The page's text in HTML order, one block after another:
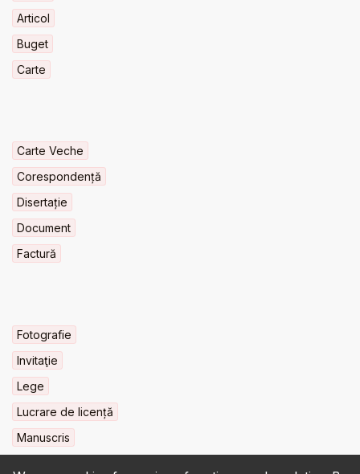
Articol
Buget
Carte
Carte Veche
Corespondență
Disertație
Document
Factură
Fotografie
Invitaţie
Lege
Lucrare de licență
Manuscris